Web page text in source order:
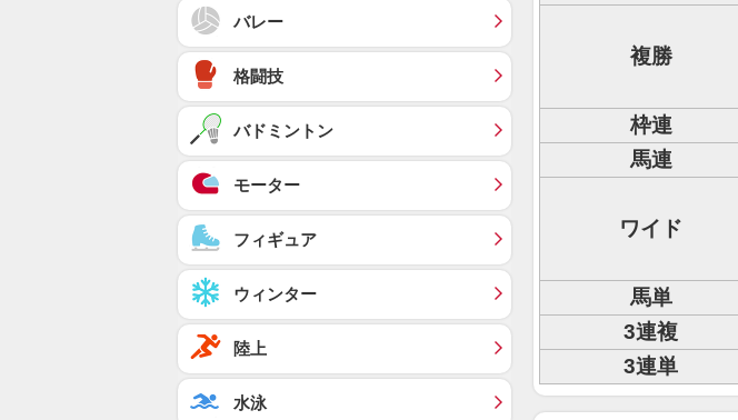
複勝
枠連
馬連
ワイド
馬単
3連複
3連単
バレー
格闘技
バドミントン
モーター
フィギュア
ウィンター
陸上
水泳